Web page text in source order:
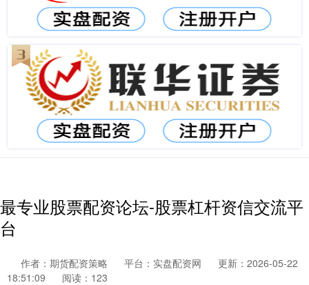
最专业股票配资论坛-股票杠杆资信交流平
台
作者：期货配资策略 平台：实盘配资网
更新：2026-05-22
18:51:09
阅读：123